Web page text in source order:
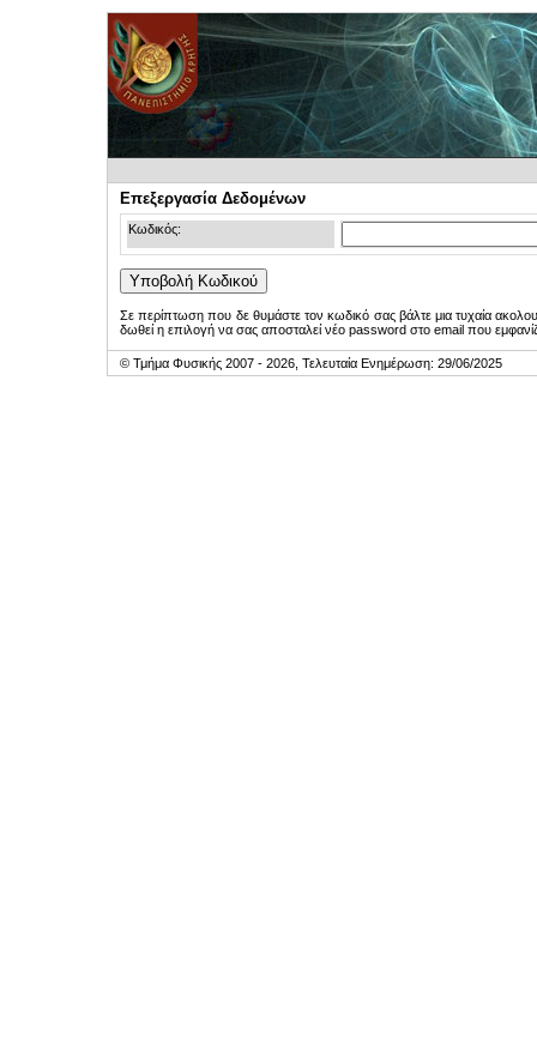
Επεξεργασία Δεδομένων
Κωδικός:
Σε περίπτωση που δε θυμάστε τον κωδικό σας βάλτε μια τυχαία
δωθεί η επιλογή να σας αποσταλεί νέο password στο email που
© Τμήμα Φυσικής 2007 - 2026, Τελευταία Ενημέρωση: 29/06/2025